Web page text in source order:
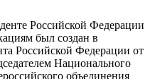
Российской Федерации
был создан в
Российской Федерации от
Национального
объединения